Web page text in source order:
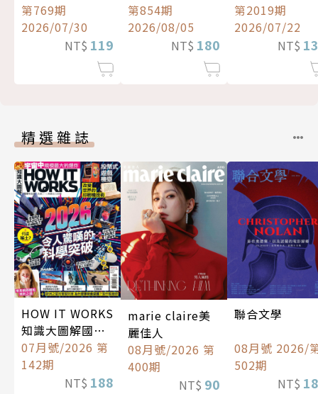
第769期
2026/07/30
NT$ 119
第854期
2026/08/05
NT$ 180
第2019期
2026/07/22
NT$
精選雜誌
HOW IT WORKS
知識大圖解國際
中文版
07月號/2026 第
142期
NT$ 188
marie claire美
麗佳人
08月號/2026 第
400期
NT$ 90
聯合文學
08月號 2026/
502期
NT$